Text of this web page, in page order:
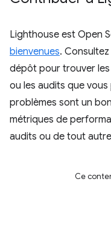
Lighthouse est Open
bienvenues. Consultez
dépôt pour trouver les
ou les audits que
problèmes sont un
métriques de
audits ou de tout
Ce